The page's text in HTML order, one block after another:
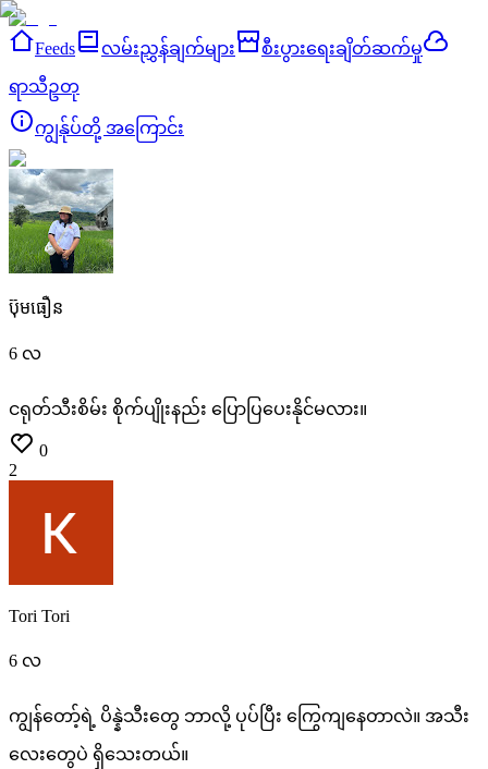
Feeds လမ်းညွှန်ချက်များ စီးပွားရေးချိတ်ဆက်မှု
ရာသီဥတု
ကျွန်ုပ်တို့ အကြောင်း
ប៊ុមធឿន
6 လ
ငရုတ်သီးစိမ်း စိုက်ပျိုးနည်း ပြောပြပေးနိုင်မလား။
0
2
Tori Tori
6 လ
ကျွန်တော့်ရဲ့ ပိန္နဲသီးတွေ ဘာလို့ ပုပ်ပြီး ကြွေကျနေတာလဲ။ အသီး
လေးတွေပဲ ရှိသေးတယ်။